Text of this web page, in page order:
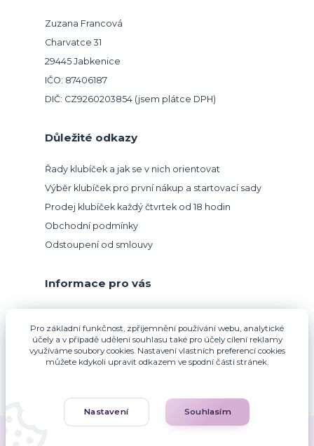
Zuzana Francová
Charvatce 31
29445 Jabkenice
IČO: 87406187
DIČ: CZ9260203854 (jsem plátce DPH)
Důležité odkazy
Řady klubíček a jak se v nich orientovat
Výběr klubíček pro první nákup a startovací sady
Prodej klubíček každý čtvrtek od 18 hodin
Obchodní podmínky
Odstoupení od smlouvy
Informace pro vás
Pro základní funkčnost, zpříjemnění používání webu, analytické
účely a v případě udělení souhlasu také pro účely cílení reklamy
využíváme soubory cookies. Nastavení vlastních preferencí cookies
můžete kdykoli upravit odkazem ve spodní části stránek.
Nastavení Souhlasím